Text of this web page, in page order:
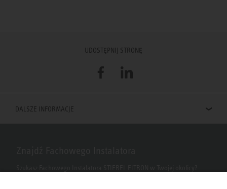
UDOSTĘPNIJ STRONĘ
FacebookLinkedIn
DALSZE INFORMACJE